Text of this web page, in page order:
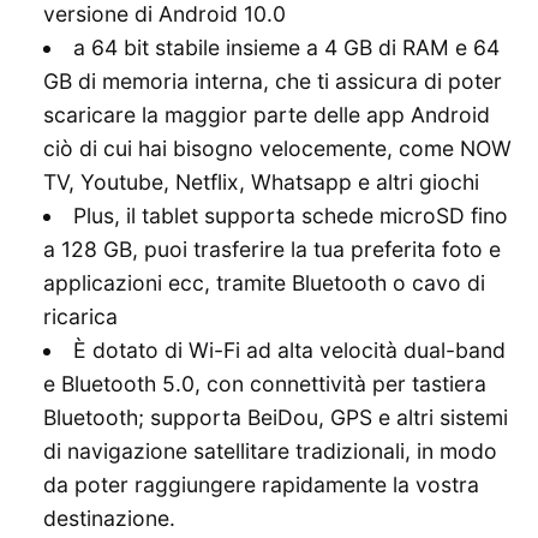
versione di Android 10.0
a 64 bit stabile insieme a 4 GB di RAM e 64
GB di memoria interna, che ti assicura di poter
scaricare la maggior parte delle app Android
ciò di cui hai bisogno velocemente, come NOW
TV, Youtube, Netflix, Whatsapp e altri giochi
Plus, il tablet supporta schede microSD fino
a 128 GB, puoi trasferire la tua preferita foto e
applicazioni ecc, tramite Bluetooth o cavo di
ricarica
È dotato di Wi-Fi ad alta velocità dual-band
e Bluetooth 5.0, con connettività per tastiera
Bluetooth; supporta BeiDou, GPS e altri sistemi
di navigazione satellitare tradizionali, in modo
da poter raggiungere rapidamente la vostra
destinazione.